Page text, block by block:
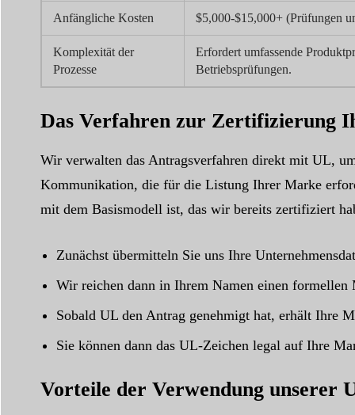
Anfängliche Kosten $5,000-$15,000+ (Prüfungen
Komplexität der
Prozesse
Erfordert umfassende
Betriebsprüfungen.
Das Verfahren zur Zertifizierung
Wir verwalten das Antragsverfahren direkt mit UL,
Kommunikation, die für die Listung Ihrer Marke
mit dem Basismodell ist, das wir bereits zertifiziert
Zunächst übermitteln Sie uns Ihre
Wir reichen dann in Ihrem Namen einen
Sobald UL den Antrag genehmigt hat, erhält Ihre
Sie können dann das UL-Zeichen legal auf Ihre
Vorteile der Verwendung unserer